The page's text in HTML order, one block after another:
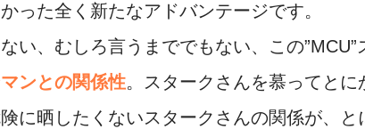
った全く新たなアドバンテージです。
い、むしろ言うまででもない、この
ンとの関係性。スタークさんを慕ってと
に晒したくないスタークさんの関係が、